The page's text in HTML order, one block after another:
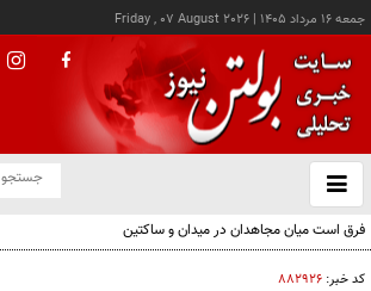
جمعه ۱۶ مرداد ۱۴۰۵ |
Friday , 07 August 2026
باز
و
فرق است میان مجاهدان در میدان و ساکتین
کد خبر: ۸۸۲۹۲۶